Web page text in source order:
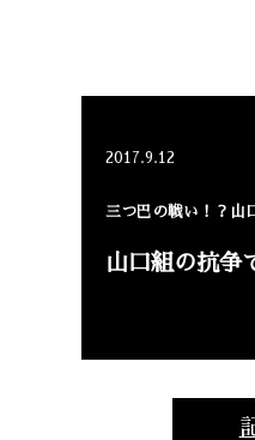
2017.9.12
三つ巴の戦い！？山
山口組の抗争